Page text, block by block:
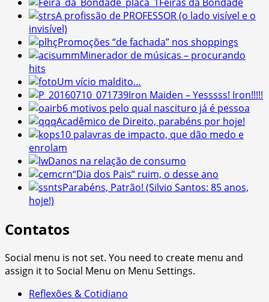
A profissão de PROFESSOR (o lado visível e o
invisível)
Promoções “de fachada” nos shoppings
Minerador de músicas – procurando
hits
Um vício maldito…
Iron Maiden – Yesssss! Iron!!!!!
6 motivos pelo qual nascituro já é pessoa
Acadêmico de Direito, parabéns por hoje!
10 palavras de impacto, que dão medo e
enrolam
Danos na relação de consumo
“Dia dos Pais” ruim, o desse ano
Parabéns, Patrão! (Silvio Santos: 85 anos,
hoje!)
Contatos
Social menu is not set. You need to create menu and
assign it to Social Menu on Menu Settings.
Reflexões & Cotidiano